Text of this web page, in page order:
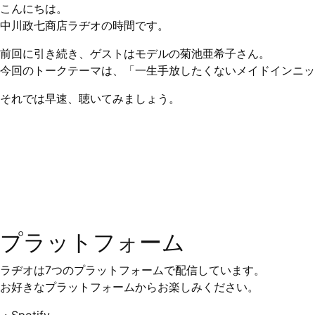
こんにちは。
中川政七商店ラヂオの時間です。
前回に引き続き、ゲストはモデルの菊池亜希子さん。
今回のトークテーマは、「一生手放したくないメイドインニッ
それでは早速、聴いてみましょう。
プラットフォーム
ラヂオは7つのプラットフォームで配信しています。
お好きなプラットフォームからお楽しみください。